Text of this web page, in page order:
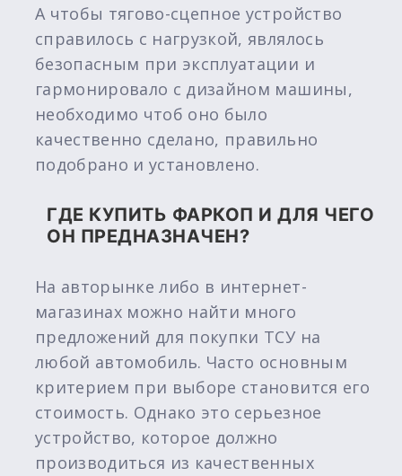
А чтобы тягово-сцепное устройство
справилось с нагрузкой, являлось
безопасным при эксплуатации и
гармонировало с дизайном машины,
необходимо чтоб оно было
качественно сделано, правильно
подобрано и установлено.
ГДЕ КУПИТЬ ФАРКОП И ДЛЯ ЧЕГО
ОН ПРЕДНАЗНАЧЕН?
На авторынке либо в интернет-
магазинах можно найти много
предложений для покупки ТСУ на
любой автомобиль. Часто основным
критерием при выборе становится его
стоимость. Однако это серьезное
устройство, которое должно
производиться из качественных